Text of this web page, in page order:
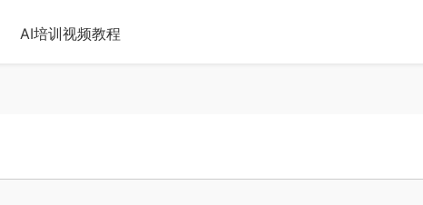
AI培训视频教程